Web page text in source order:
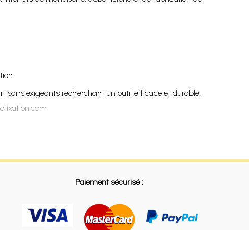
exigeants recherchant un outil efficace et durable.
Paiement sécurisé :